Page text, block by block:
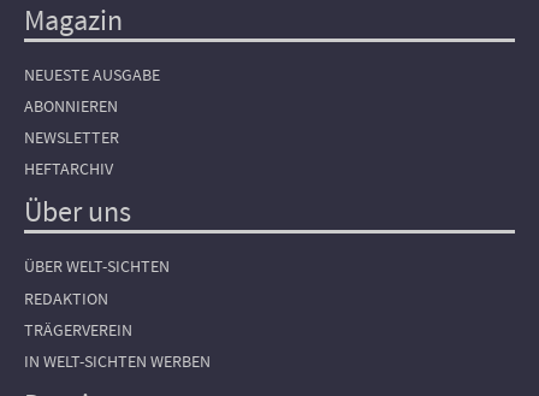
Magazin
NEUESTE AUSGABE
ABONNIEREN
NEWSLETTER
HEFTARCHIV
Über uns
ÜBER WELT-SICHTEN
REDAKTION
TRÄGERVEREIN
IN WELT-SICHTEN WERBEN